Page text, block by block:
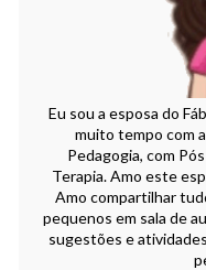
Eu sou a esposa do
muito tempo com
Pedagogia, com
Terapia. Amo este
Amo compartilhar
pequenos em sala de
sugestões e